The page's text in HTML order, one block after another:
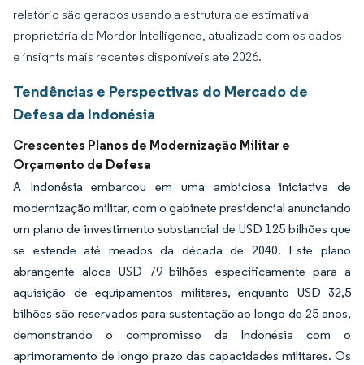
relatório são gerados usando a estrutura de estimativa
proprietária da Mordor Intelligence, atualizada com os dados
e insights mais recentes disponíveis até 2026.
Tendências e Perspectivas do Mercado de
Defesa da Indonésia
Crescentes Planos de Modernização Militar e
Orçamento de Defesa
A Indonésia embarcou em uma ambiciosa iniciativa de
modernização militar, com o gabinete presidencial anunciando
um plano de investimento substancial de USD 125 bilhões que
se estende até meados da década de 2040. Este plano
abrangente aloca USD 79 bilhões especificamente para a
aquisição de equipamentos militares, enquanto USD 32,5
bilhões são reservados para sustentação ao longo de 25 anos,
demonstrando o compromisso da Indonésia com o
aprimoramento de longo prazo das capacidades militares. Os